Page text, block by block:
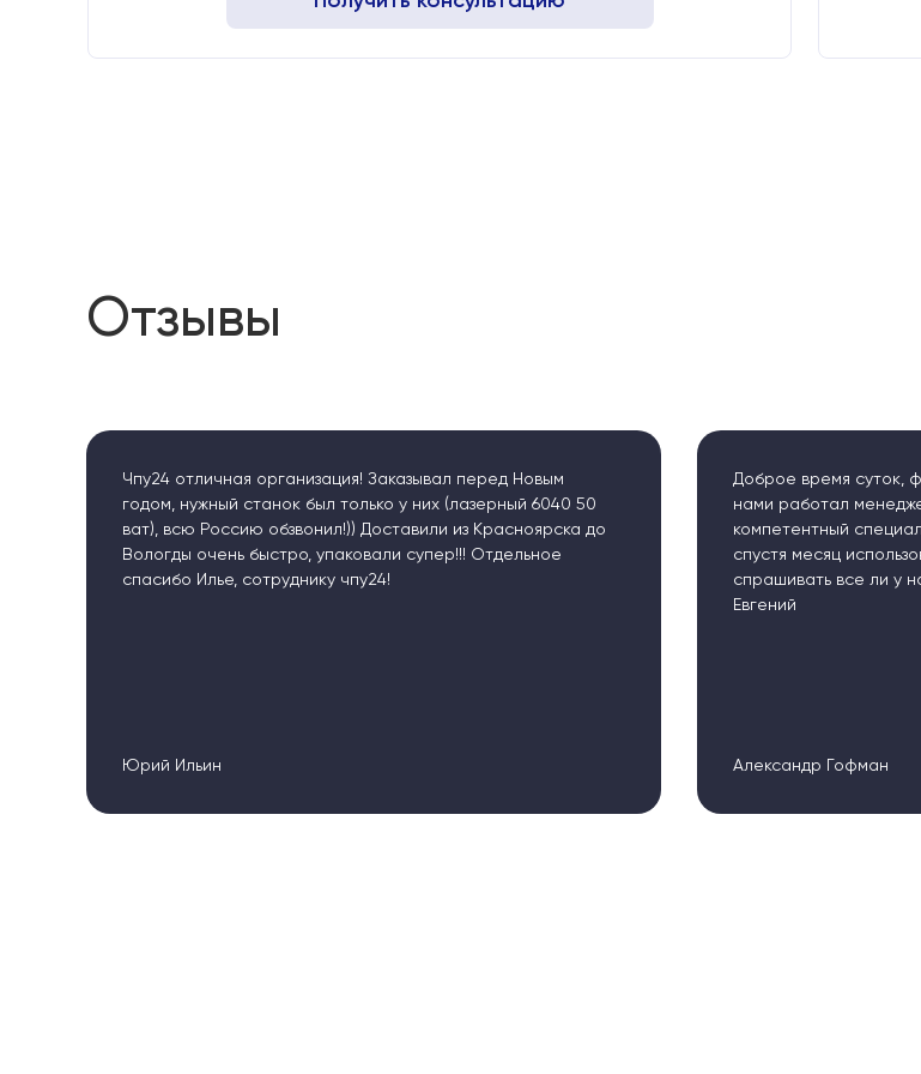
Отзывы
Заказывал перед Новым
только у них (лазерный 6040 50
Доставили из Красноярска до
упаковали супер!!! Отдельное
Доброе время суток, фирму однозначно рекомендую! с
нами работал менеджер Евгений, очень вежливый и
компетентный специалист. Все рассказал и объяснил, даже
спустя месяц использования не переставал звонить и
спрашивать все ли у нас хорошо!!! Большое спасибо